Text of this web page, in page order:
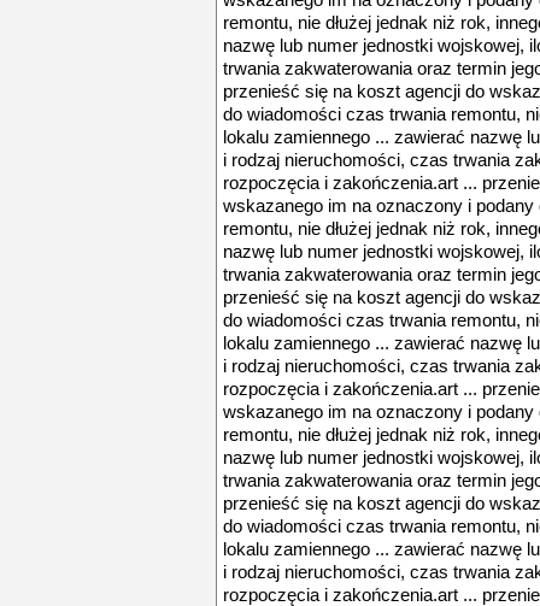
remontu, nie dłużej jednak niż rok,
nazwę lub numer jednostki wojskowej,
trwania zakwaterowania oraz termin
przenieść się na koszt agencji do
do wiadomości czas trwania remontu,
lokalu zamiennego ... zawierać nazwę
i rodzaj nieruchomości, czas trwania
rozpoczęcia i zakończenia.art ...
wskazanego im na oznaczony i
remontu, nie dłużej jednak niż rok,
nazwę lub numer jednostki wojskowej,
trwania zakwaterowania oraz termin
przenieść się na koszt agencji do
do wiadomości czas trwania remontu,
lokalu zamiennego ... zawierać nazwę
i rodzaj nieruchomości, czas trwania
rozpoczęcia i zakończenia.art ...
wskazanego im na oznaczony i
remontu, nie dłużej jednak niż rok,
nazwę lub numer jednostki wojskowej,
trwania zakwaterowania oraz termin
przenieść się na koszt agencji do
do wiadomości czas trwania remontu,
lokalu zamiennego ... zawierać nazwę
i rodzaj nieruchomości, czas trwania
rozpoczęcia i zakończenia.art ...